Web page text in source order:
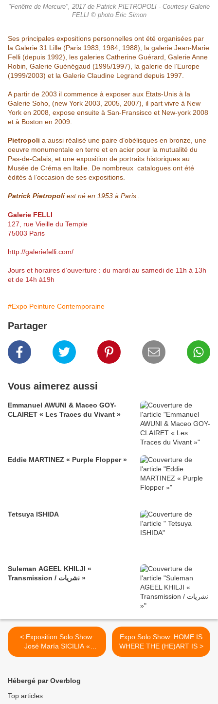
"Fenêtre de Mercure", 2017 de Patrick PIETROPOLI - Courtesy Galerie
FELLI © photo Éric Simon
Ses principales expositions personnelles ont été organisées par
la Galerie 31 Lille (Paris 1983, 1984, 1988), la galerie Jean-Marie
Felli (depuis 1992), les galeries Catherine Guérard, Galerie Anne
Robin, Galerie Guénégaud (1995/1997), la galerie de l’Europe
(1999/2003) et la Galerie Claudine Legrand depuis 1997.
A partir de 2003 il commence à exposer aux Etats-Unis à la
Galerie Soho, (new York 2003, 2005, 2007), il part vivre à New
York en 2008, expose ensuite à San-Fransisco et New-york 2008
et à Boston en 2009.
Pietropoli a aussi réalisé une paire d’obélisques en bronze, une
oeuvre monumentale en terre et en acier pour la mutualité du
Pas-de-Calais, et une exposition de portraits historiques au
Musée de Créma en Italie. De nombreux catalogues ont été
édités à l’occasion de ses expositions.
Patrick Pietropoli est né en 1953 à Paris .
Galerie FELLI
127, rue Vieille du Temple
75003 Paris
http://galeriefelli.com/
Jours et horaires d’ouverture : du mardi au samedi de 11h à 13h
et de 14h à19h
#Expo Peinture Contemporaine
Partager
Vous aimerez aussi
Emmanuel AWUNI & Maceo GOY-
CLAIRET « Les Traces du Vivant »
Eddie MARTINEZ « Purple Flopper »
Tetsuya ISHIDA
Suleman AGEEL KHILJI «
Transmission / ﻧﺷرﯾﺎت »
< Exposition Solo Show:
José María SICILIA «
Phasma »
Expo Solo Show: HOME IS
WHERE THE (HE)ART IS >
Hébergé par Overblog
Top articles